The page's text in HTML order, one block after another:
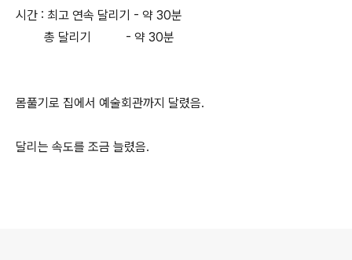
시간 : 최고 연속 달리기 - 약 30분
총 달리기 - 약 30분
몸풀기로 집에서 예술회관까지 달렸음.
달리는 속도를 조금 늘렸음.